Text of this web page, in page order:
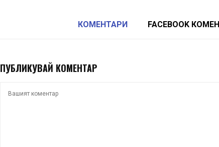
КОМЕНТАРИ FACEBOOK
ПУБЛИКУВАЙ КОМЕНТАР